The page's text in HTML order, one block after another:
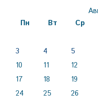
Пн
Вт Ср
3
4 5
10
11 12
17
18 19
24
25 26